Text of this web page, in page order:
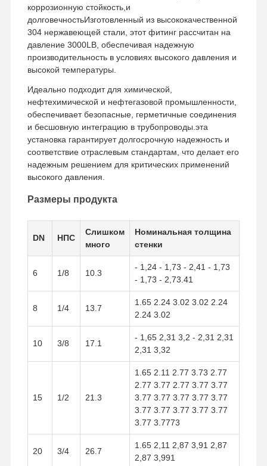
Все Случаи
Фитинги для труб из нержавеющей стали
Выкованные нержавеющей сталью штуцеры трубы
Фланцы нержавеющей стали
Штуцеры санитарной трубы нержавеющей стали
Лист катушки нержавеющей стали
коррозионную стойкость,и
долговечностьИзготовленный из высококачественной
304 нержавеющей стали, этот фитинг рассчитан на
давление 3000LB, обеспечивая надежную
производительность в условиях высокого давления и
высокой температуры.
Идеально подходит для химической,
нефтехимической и нефтегазовой промышленности,
обеспечивает безопасные, герметичные соединения
и бесшовную интеграцию в трубопроводы.эта
установка гарантирует долгосрочную надежность и
соответствие отраслевым стандартам, что делает его
надежным решением для критических применений
высокого давления.
Размеры продукта
DN НПС
Слишком
много
Номинальная толщина
стенки
6 1/8 10.3
- 1,24 - 1,73 - 2,41 - 1,73
- 1,73 - 2,73.41
8 1/4 13.7
1.65 2.24 3.02 3.02 2.24
2.24 3.02
10 3/8 17.1
- 1,65 2,31 3,2 - 2,31 2,31
2,31 3,32
15 1/2 21.3
1.65 2.11 2.77 3.73 2.77
2.77 3.77 2.77 3.77 3.77
3.77 3.77 3.77 3.77 3.77
3.77 3.77 3.77 3.77 3.77
3.77 3.7773
20 3/4 26.7
1.65 2,11 2,87 3,91 2,87
2,87 3,991